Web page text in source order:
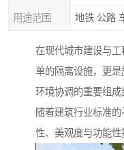
用途范围 地铁 公路
在现代城市建设与
单的隔离设施，更
环境协调的重要组成
随着建筑行业标准
性、美观度与功能性